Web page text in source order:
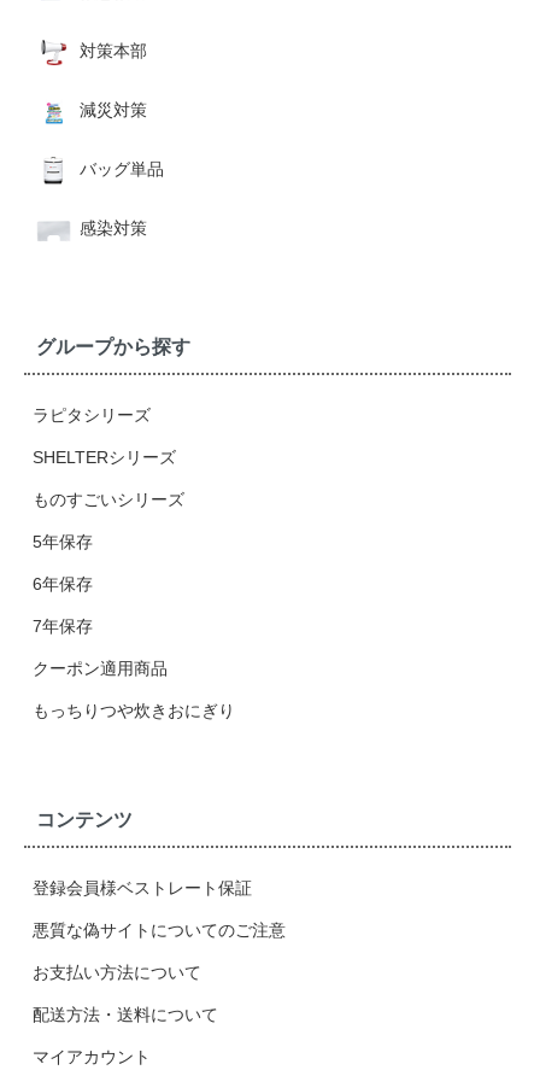
対策本部
減災対策
バッグ単品
感染対策
グループから探す
ラピタシリーズ
SHELTERシリーズ
ものすごいシリーズ
5年保存
6年保存
7年保存
クーポン適用商品
もっちりつや炊きおにぎり
コンテンツ
登録会員様ベストレート保証
悪質な偽サイトについてのご注意
お支払い方法について
配送方法・送料について
マイアカウント